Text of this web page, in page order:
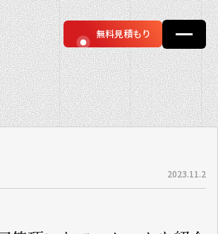
無料見積もり
2023.11.2